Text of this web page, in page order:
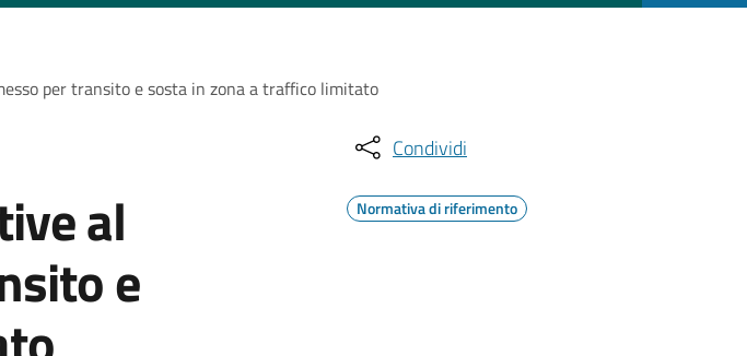
per transito e sosta in zona a traffico limitato
al
e
Condividi
Normativa di riferimento